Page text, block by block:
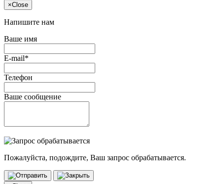
×Close
Напишите нам
Ваше имя
E-mail*
Телефон
Ваше сообщение
Пожалуйста, подождите, Ваш запрос обрабатывается.